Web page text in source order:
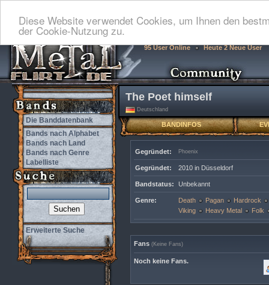
Diese Website verwendet Cookies, um Ihnen den
der Cookie-Nutzung zu.
95 User Online Heute 2 Neue User
Die Banddatenbank
Bands nach Alphabet
Bands nach Land
Bands nach Genre
Labelliste
Erweiterte Suche
The Poet himself
Deutschland
BANDINFOS
Gegründet: Phoenix
Gegründet: 2010 in Düsseldorf
Bandstatus: Unbekannt
Genre: Death Pagan
Hardrock
Viking
Heavy Metal Folk
Fans (Keine Fans)
Noch keine Fans.